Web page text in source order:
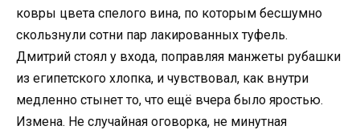
ковры цвета спелого вина, по которым бесшумно
скользнули сотни пар лакированных туфель.
Дмитрий стоял у входа, поправляя манжеты рубашки
из египетского хлопка, и чувствовал, как внутри
медленно стынет то, что ещё вчера было яростью.
Измена. Не случайная оговорка, не минутная